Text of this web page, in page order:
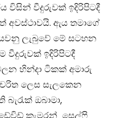
විසින් වීදුරුවක් ඉදිරිපිටදී
අවස්ථාවයි. ඇය තමාගේ
ලැබුවේ මේ සටහන
වීදුරුවක් ඉදිරිපිටදී
හින්දා ටිකක් අමාරු
ලෙස සැලකෙන
ඔබාමා,
ඩේවිඩ් කැමරන් සෙල්ෆි